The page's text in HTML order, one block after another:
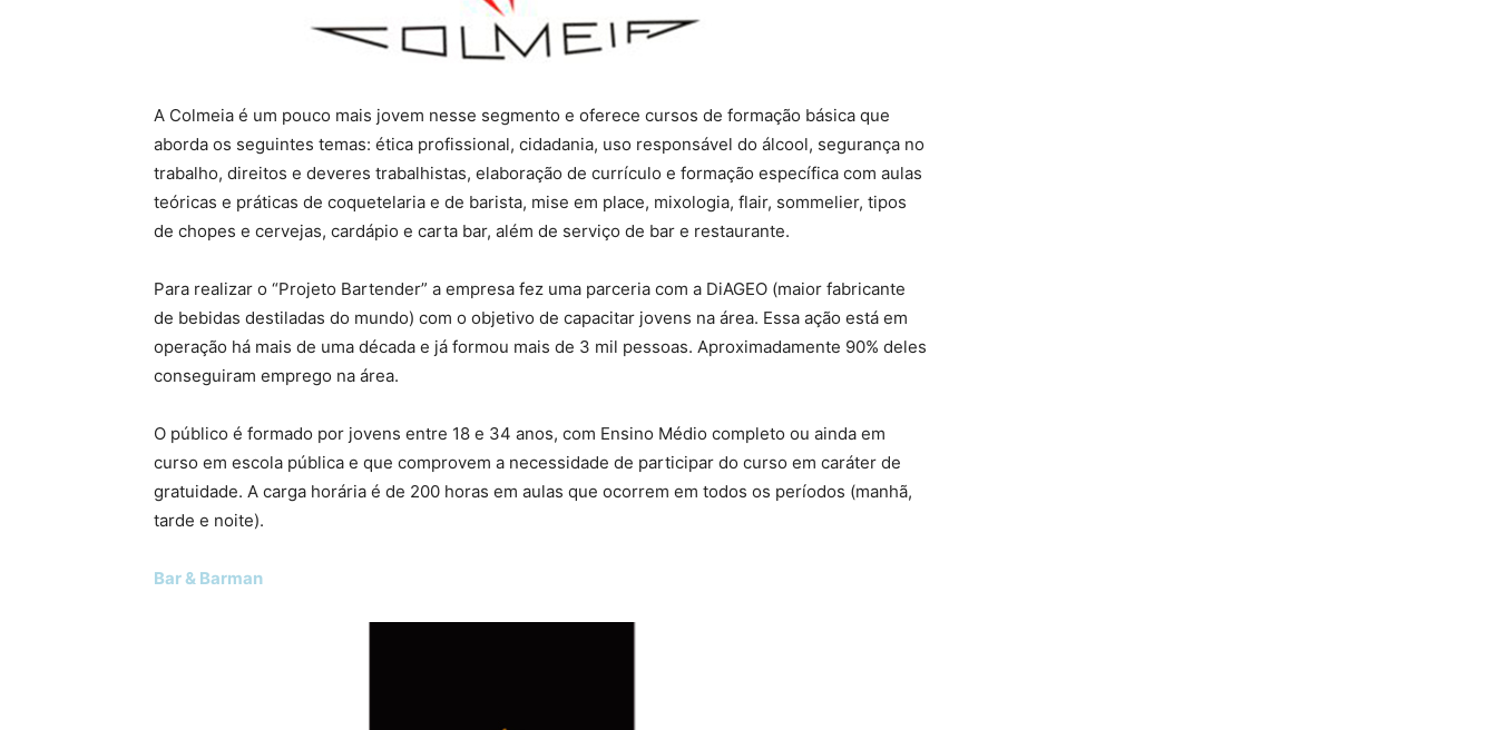
A Colmeia é um pouco mais jovem nesse segmento e oferece cursos de formação básica que
aborda os seguintes temas: ética profissional, cidadania, uso responsável do álcool, segurança no
trabalho, direitos e deveres trabalhistas, elaboração de currículo e formação específica com aulas
teóricas e práticas de coquetelaria e de barista, mise em place, mixologia, flair, sommelier, tipos
de chopes e cervejas, cardápio e carta bar, além de serviço de bar e restaurante.
Para realizar o “Projeto Bartender” a empresa fez uma parceria com a DiAGEO (maior fabricante
de bebidas destiladas do mundo) com o objetivo de capacitar jovens na área. Essa ação está em
operação há mais de uma década e já formou mais de 3 mil pessoas. Aproximadamente 90% deles
conseguiram emprego na área.
O público é formado por jovens entre 18 e 34 anos, com Ensino Médio completo ou ainda em
curso em escola pública e que comprovem a necessidade de participar do curso em caráter de
gratuidade. A carga horária é de 200 horas em aulas que ocorrem em todos os períodos (manhã,
tarde e noite).
Bar & Barman